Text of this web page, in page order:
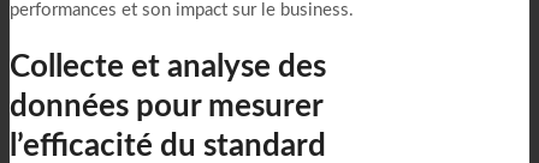
performances et son impact sur le business.
Collecte et analyse des
données pour mesurer
l’efficacité du standard